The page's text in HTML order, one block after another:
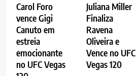
Carol Foro
vence Gigi
Canuto em
estreia
emocionante
no UFC Vegas
Juliana Miller
Finaliza
Ravena
Oliveira e
Vence no UFC
Vegas 120